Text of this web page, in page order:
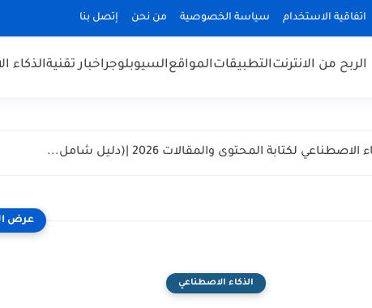
اتفاقية الاستخدام سياسة الخصوصية من نحن إتصل بنا
الربح من الانترنتالتطبيقاتالمواقعالسيوبلوجراخبار تقنيةالذكاء
لكتابة المحتوى والمقالات 2026 |(دليل شامل...
الذكاء الاصطناعي